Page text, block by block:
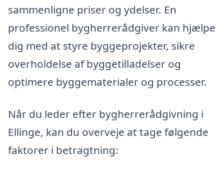
sammenligne priser og ydelser. En
professionel bygherrerådgiver kan hjælpe
dig med at styre byggeprojekter, sikre
overholdelse af byggetilladelser og
optimere byggematerialer og processer.
Når du leder efter bygherrerådgivning i
Ellinge, kan du overveje at tage følgende
faktorer i betragtning: